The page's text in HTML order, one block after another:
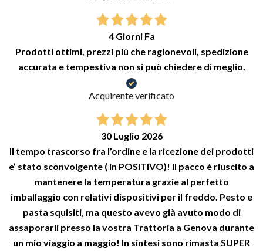
4 Giorni Fa
Prodotti ottimi, prezzi più che ragionevoli, spedizione
accurata e tempestiva non si può chiedere di meglio.
Acquirente verificato
30 Luglio 2026
Il tempo trascorso fra l’ordine e la ricezione dei prodotti
e’ stato sconvolgente ( in POSITIVO)! Il pacco è riuscito a
mantenere la temperatura grazie al perfetto
imballaggio con relativi dispositivi per il freddo. Pesto e
pasta squisiti, ma questo avevo già avuto modo di
assaporarli presso la vostra Trattoria a Genova durante
un mio viaggio a maggio! In sintesi sono rimasta SUPER